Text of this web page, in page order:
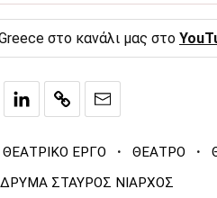
στο κανάλι μας στο
ΘΕΑΤΡΙΚΟ ΕΡΓΟ · ΘΕΑΤΡΟ ·
ΣΤΑΥΡΟΣ ΝΙΑΡΧΟΣ